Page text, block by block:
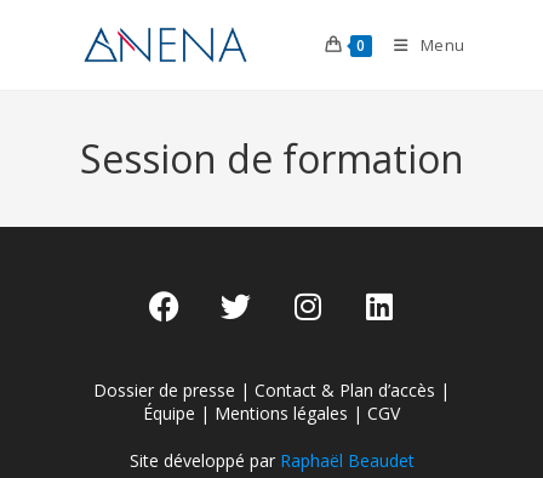
0 Menu
Session de formation
Dossier de presse | Contact & Plan d’accès |
Équipe | Mentions légales | CGV
Site développé par Raphaël Beaudet